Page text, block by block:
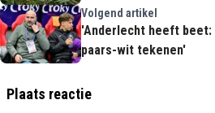
Volgend artikel
'Anderlecht heeft
paars-wit tekenen'
Plaats reactie